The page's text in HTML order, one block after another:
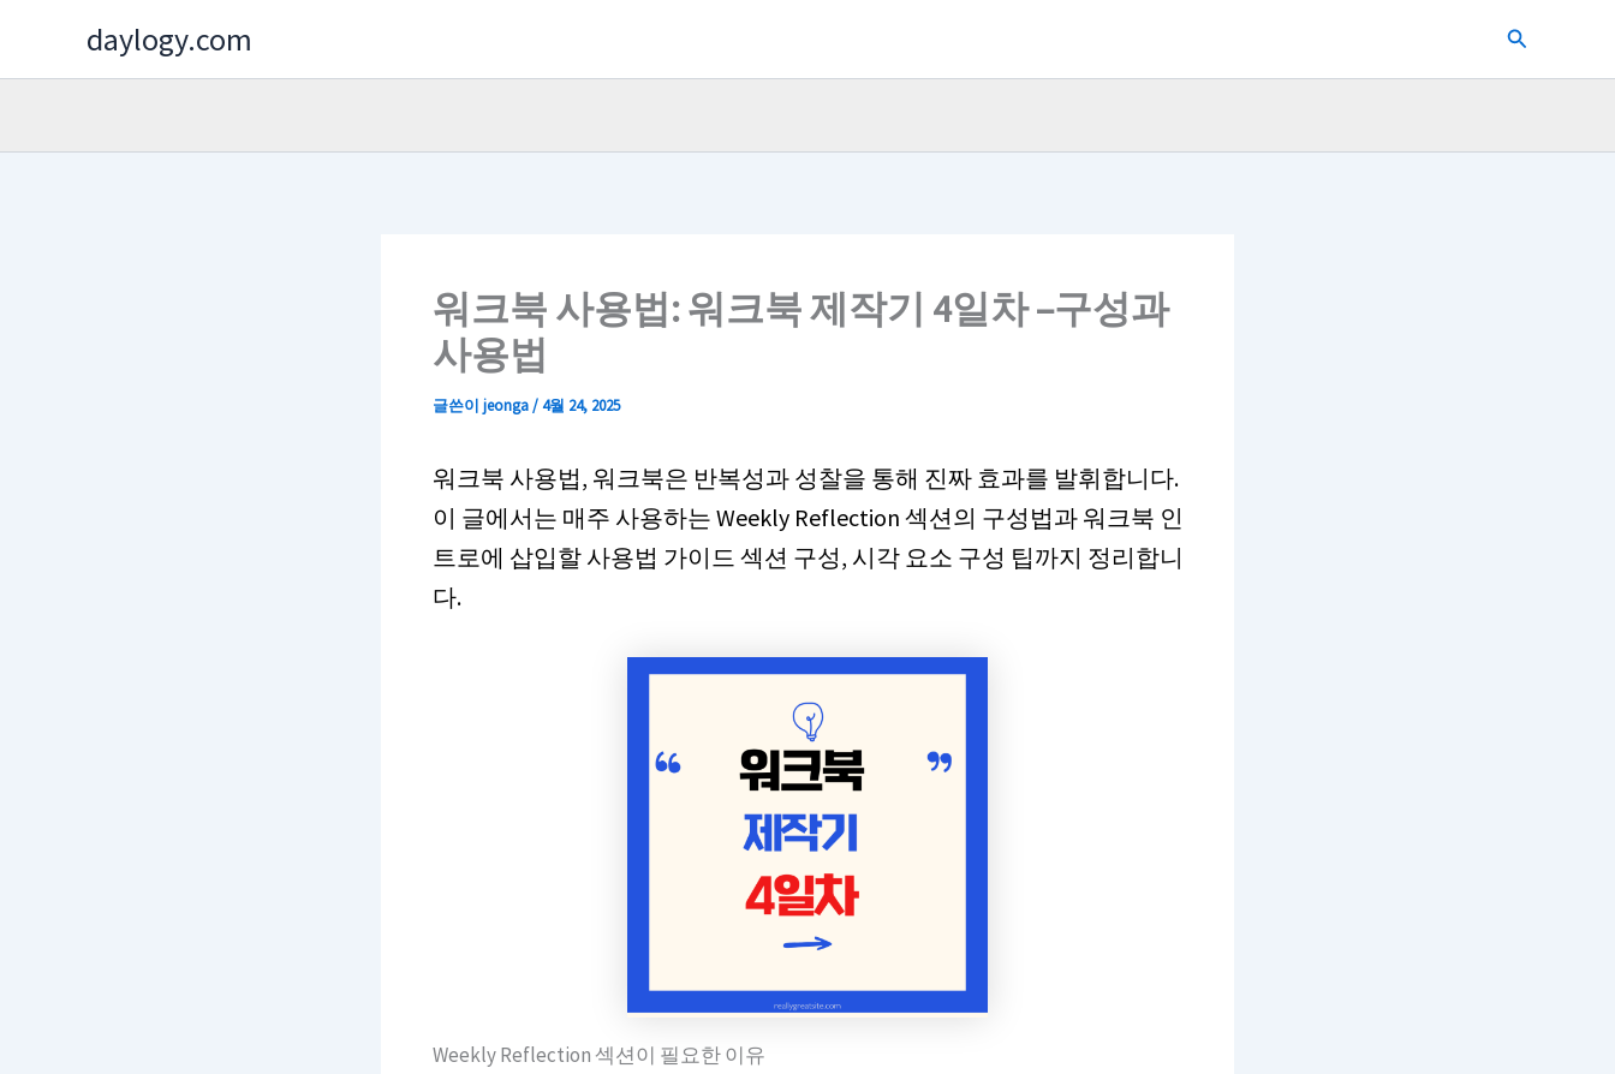
츠
건
daylogy.com
검
워크북 사용법: 워크북 제작기 4일차 –구성과
사용법
글쓴이 jeonga/4월 24, 2025
워크북 사용법, 워크북은 반복성과 성찰을 통해 진짜 효과를 발휘합니다.
이 글에서는 매주 사용하는 Weekly Reflection 섹션의 구성법과 워크북 인
트로에 삽입할 사용법 가이드 섹션 구성, 시각 요소 구성 팁까지 정리합니
다.
Weekly Reflection 섹션이 필요한 이유